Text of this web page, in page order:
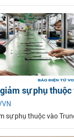
sự phụ thuộc
sự phụ thuộc vào